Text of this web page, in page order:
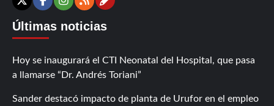
X Facebook
Instagram
RSSContáctanos
Últimas noticias
Hoy se inaugurará el CTI Neonatal del Hospital, que pasa
a llamarse “Dr. Andrés Toriani”
Sander destacó impacto de planta de Urufor en el empleo